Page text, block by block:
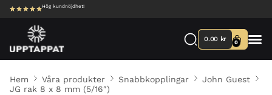
Hög kundnöjdhet!
0.00 kr 0
Hem Våra produkter Snabbkopplingar
John Guest
JG rak 8 x 8 mm (5/16″)